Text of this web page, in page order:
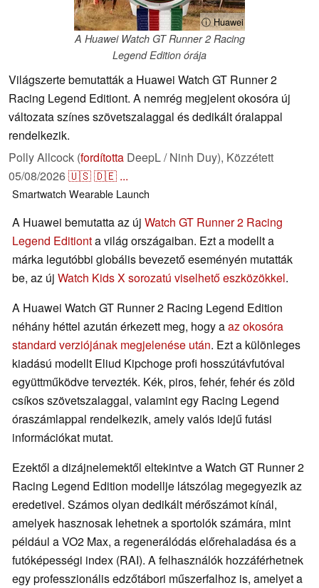
ⓘ Huawei
A Huawei Watch GT Runner 2 Racing
Legend Edition órája
Világszerte bemutatták a Huawei Watch GT Runner 2
Racing Legend Editiont. A nemrég megjelent okosóra új
változata színes szövetszalaggal és dedikált óralappal
rendelkezik.
Polly Allcock (fordította DeepL / Ninh Duy), Közzétett
05/08/2026🇺🇸🇩🇪 ...
Smartwatch Wearable Launch
A Huawei bemutatta az új Watch GT Runner 2 Racing
Legend Editionta világ országaiban. Ezt a modellt a
márka legutóbbi globális bevezető eseményén mutatták
be, az új Watch Kids X sorozatú viselhető eszközökkel.
A Huawei Watch GT Runner 2 Racing Legend Edition
néhány héttel azután érkezett meg, hogy aaz okosóra
standard verziójának megjelenése után. Ezt a különleges
kiadású modellt Eliud Kipchoge profi hosszútávfutóval
együttműködve tervezték. Kék, piros, fehér, fehér és zöld
csíkos szövetszalaggal, valamint egy Racing Legend
óraszámlappal rendelkezik, amely valós idejű futási
információkat mutat.
Ezektől a dizájnelemektől eltekintve a Watch GT Runner 2
Racing Legend Edition modellje látszólag megegyezik az
eredetivel. Számos olyan dedikált mérőszámot kínál,
amelyek hasznosak lehetnek a sportolók számára, mint
például a VO2 Max, a regenerálódás előrehaladása és a
futóképességi index (RAI). A felhasználók hozzáférhetnek
egy professzionális edzőtábori műszerfalhoz is, amelyet a